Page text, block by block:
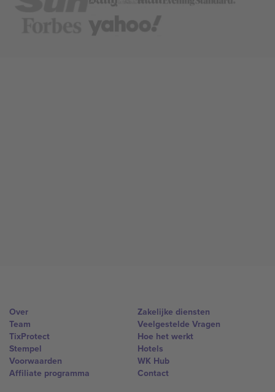
Over
Team
TixProtect
Stempel
Voorwaarden
Affiliate programma
Zakelijke diensten
Veelgestelde Vragen
Hoe het werkt
Hotels
WK Hub
Contact